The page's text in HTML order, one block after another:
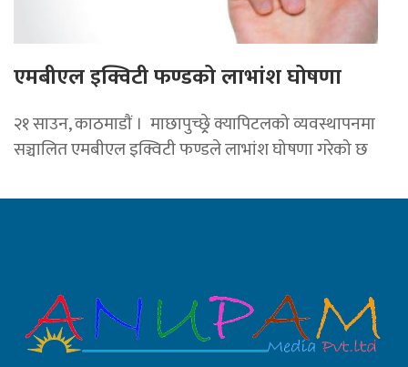
एमबीएल इक्विटी फण्डको लाभांश घोषणा
२१ साउन, काठमाडाैं । माछापुच्छ्र्रे क्यापिटलको व्यवस्थापनमा
सञ्चालित एमबीएल इक्विटी फण्डले लाभांश घोषणा गरेको छ